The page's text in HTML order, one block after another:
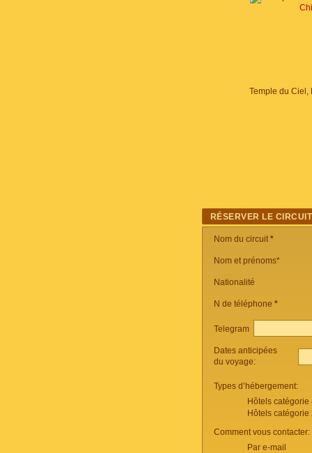
Temple du Ciel,
RÉSERVER LE CIRCUIT
Nom du circuit*
Nom et prénoms*
Nationalité
N de téléphone *
Telegram
Dates anticipées
du voyage:
Types d’hébergement:
Hôtels
Hôtels
Comment vous contacter:
Par e-mail